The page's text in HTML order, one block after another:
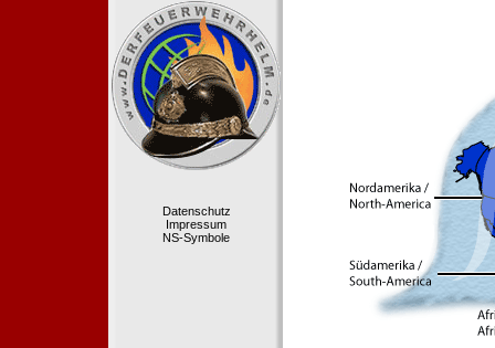
Datenschutz
Impressum
NS-Symbole